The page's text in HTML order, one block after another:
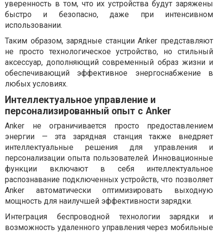
уверенность в том, что их устройства будут заряжены
быстро и безопасно, даже при интенсивном
использовании.
Таким образом, зарядные станции Anker представляют
не просто технологическое устройство, но стильный
аксессуар, дополняющий современный образ жизни и
обеспечивающий эффективное энергоснабжение в
любых условиях.
Интеллектуальное управление и
персонализированный опыт с Anker
Anker не ограничивается просто предоставлением
энергии — эта зарядная станция также внедряет
интеллектуальные решения для управления и
персонализации опыта пользователей. Инновационные
функции включают в себя интеллектуальное
распознавание подключенных устройств, что позволяет
Anker автоматически оптимизировать выходную
мощность для наилучшей эффективности зарядки.
Интеграция беспроводной технологии зарядки и
возможность удаленного управления через мобильные